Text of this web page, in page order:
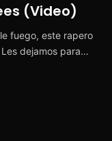
(Video)
fuego, este rapero
dejamos para…